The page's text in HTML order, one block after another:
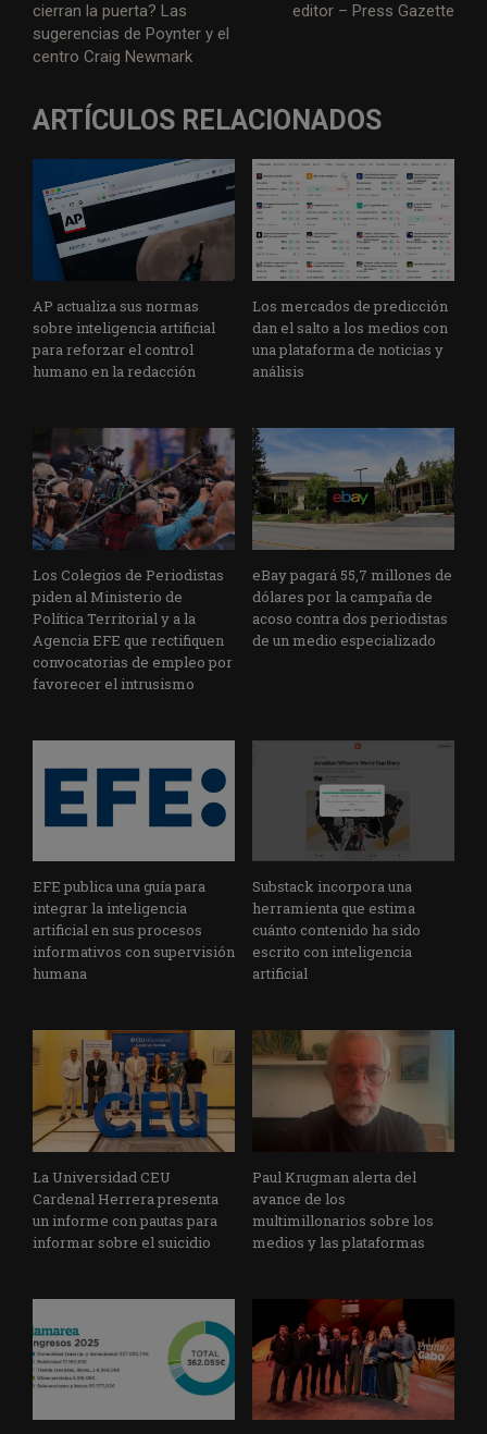
cierran la puerta? Las
sugerencias de Poynter y el
centro Craig Newmark
editor – Press Gazette
ARTÍCULOS RELACIONADOS
AP actualiza sus normas
sobre inteligencia artificial
para reforzar el control
humano en la redacción
Los mercados de predicción
dan el salto a los medios con
una plataforma de noticias y
análisis
Los Colegios de Periodistas
piden al Ministerio de
Política Territorial y a la
Agencia EFE que rectifiquen
convocatorias de empleo por
favorecer el intrusismo
eBay pagará 55,7 millones de
dólares por la campaña de
acoso contra dos periodistas
de un medio especializado
EFE publica una guía para
integrar la inteligencia
artificial en sus procesos
informativos con supervisión
humana
Substack incorpora una
herramienta que estima
cuánto contenido ha sido
escrito con inteligencia
artificial
La Universidad CEU
Cardenal Herrera presenta
un informe con pautas para
informar sobre el suicidio
Paul Krugman alerta del
avance de los
multimillonarios sobre los
medios y las plataformas